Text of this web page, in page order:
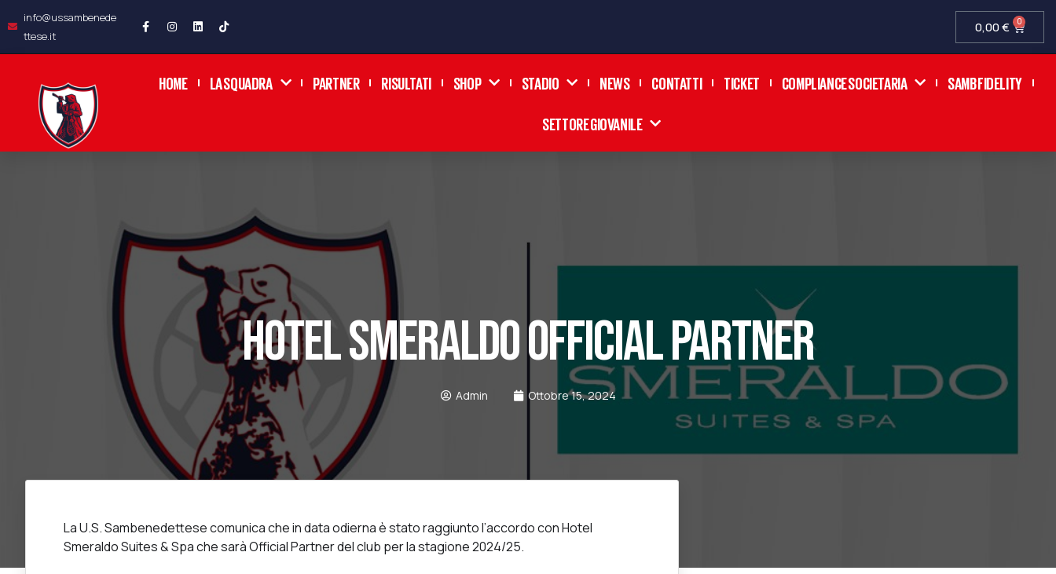
info@ussambenede
ttese.it
0,00€ 0
HOME LA SQUADRA PARTNER RISULTATI SHOP STADIO NEWS CONTATTI TICKET COMPLIANCE SOCIETARIA SAMB FIDELITY
SETTORE GIOVANILE
HOTEL SMERALDO OFFICIAL PARTNER
Admin Ottobre 15, 2024
La U.S. Sambenedettese comunica che in data odierna è stato raggiunto l’accordo con Hotel
Smeraldo Suites & Spa che sarà Official Partner del club per la stagione 2024/25.